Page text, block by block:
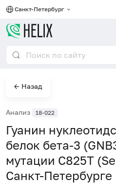
Санкт-Петербург
← Назад
Анализ 18-022
Гуанин
белок бета-3
мутации С825Т
Санкт-Петербурге